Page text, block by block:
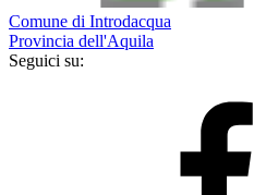
Comune di Introdacqua
Provincia dell'Aquila
Seguici su: